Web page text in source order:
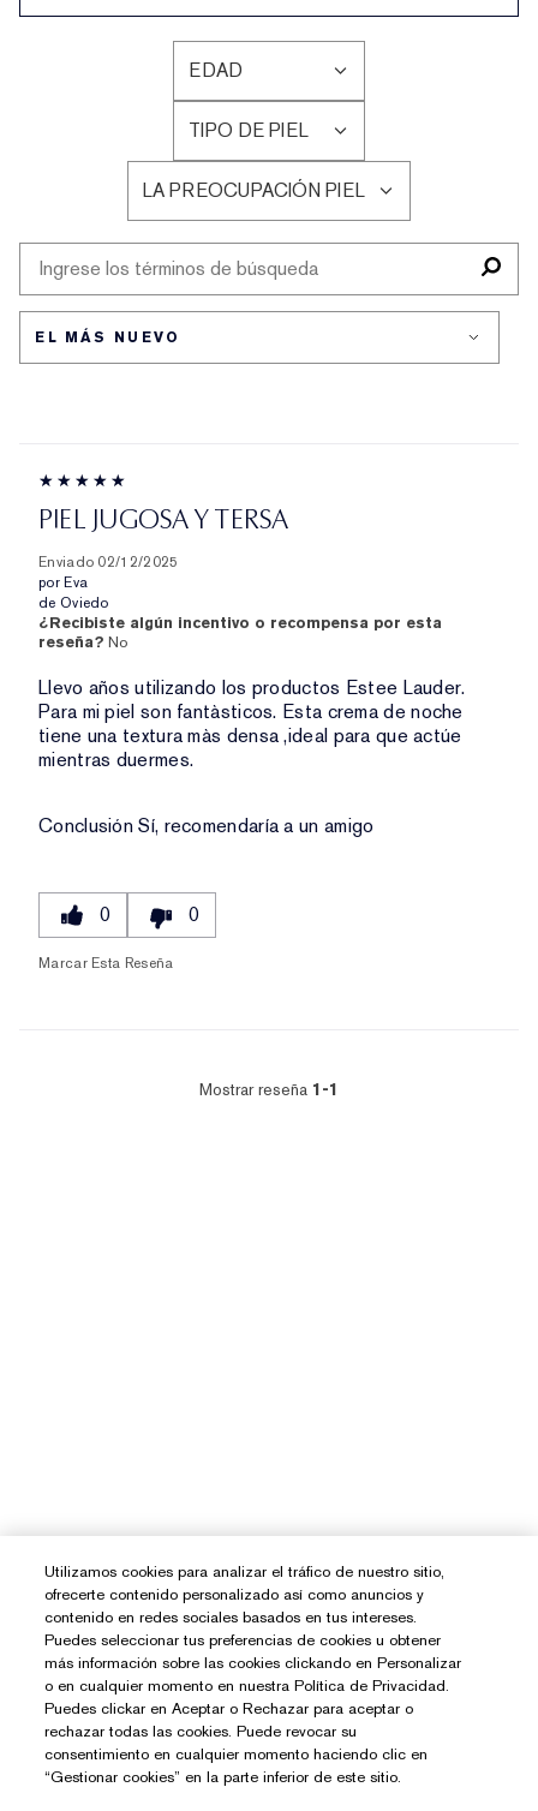
EDAD
FILTRAR
RESEÑAS
POR
EDAD
TIPO DE PIEL
FILTRAR
RESEÑAS
POR
TIPO
DE
PIEL
LA PREOCUPACIÓN PIEL
FILTRAR
RESEÑAS
LA
PIEL
PIEL JUGOSA Y TERSA
Enviado 02/12/2025
por Eva
de Oviedo
¿Recibiste algún incentivo o recompensa por esta
reseña? No
Llevo años utilizando los productos Estee Lauder.
Para mi piel son fantàsticos. Esta crema de noche
tiene una textura màs densa ,ideal para que actúe
mientras duermes.
ConclusiónSí, recomendaría a un amigo
0 0
Marcar Esta Reseña
Mostrar reseña 1-1
Utilizamos cookies para analizar el tráfico de nuestro sitio,
ofrecerte contenido personalizado así como anuncios y
contenido en redes sociales basados en tus intereses.
Puedes seleccionar tus preferencias de cookies u obtener
más información sobre las cookies clickando en Personalizar
o en cualquier momento en nuestra Política de Privacidad.
Puedes clickar en Aceptar o Rechazar para aceptar o
rechazar todas las cookies. Puede revocar su
consentimiento en cualquier momento haciendo clic en
“Gestionar cookies” en la parte inferior de este sitio.